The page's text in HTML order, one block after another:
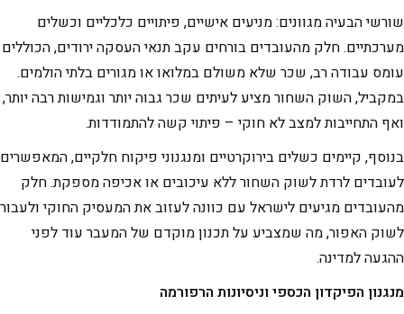
שורשי הבעיה מגוונים: מניעים אישיים, פיתויים כלכליים וכשלים
מערכתיים. חלק מהעובדים בורחים עקב תנאי העסקה ירודים, הכוללים
עומס עבודה רב, שכר שלא משולם במלואו או מגורים בלתי הולמים.
במקביל, השוק השחור מציע לעיתים שכר גבוה יותר וגמישות רבה יותר,
ואף התחייבות למצב לא חוקי – פיתוי קשה להתמודדות.
בנוסף, קיימים כשלים בירוקרטיים ומנגנוני פיקוח חלקיים, המאפשרים
לעובדים לרדת לשוק השחור ללא עיכובים או אכיפה מספקת. חלק
מהעובדים מגיעים לישראל עם כוונה לעזוב את המעסיק החוקי ולעבור
לשוק האפור, מה שמצביע על תכנון מוקדם של המעבר עוד לפני
ההגעה למדינה.
מנגנון הפיקדון הכספי וניסיונות הרפורמה